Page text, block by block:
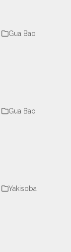
Gua Bao
Gua Bao
Yakisoba